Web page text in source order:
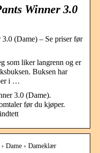
Winner 3.0
(Dame) – Se priser før
som liker langrenn og er
Buksen har
i …
3.0 (Dame).
før du kjøper.
Dame › Dameklær